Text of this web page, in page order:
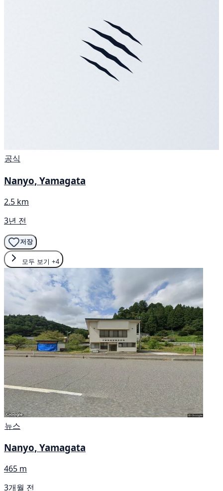
공식
Nanyo, Yamagata
2.5 km
3년 전
저장
모두 보기 +4
뉴스
Nanyo, Yamagata
465 m
3개월 전